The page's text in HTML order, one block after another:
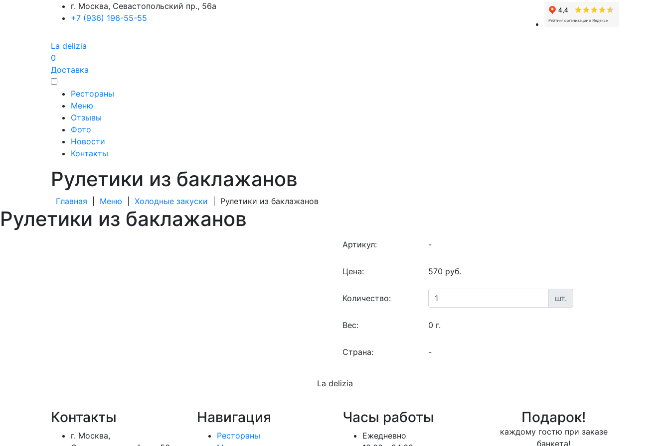
г. Москва, Севастопольский пр., 56а
+7 (936) 196-55-55
La delizia
0
Доставка
Рестораны
Меню
Отзывы
Фото
Новости
Контакты
Рулетики из баклажанов
Главная Меню Холодные закуски Рулетики из баклажанов
Рулетики из баклажанов
Артикул: -
Цена: 570 руб.
Количество: шт.
Вес: 0 г.
Страна: -
La delizia
Контакты
г. Москва,
Навигация
Рестораны
Часы работы
Ежедневно
Подарок!
каждому гостю при заказе
банкета!